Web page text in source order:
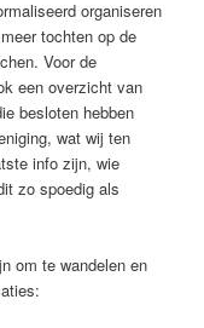
organiseren
tochten op de
Voor de
een overzicht van
besloten hebben
wat wij ten
info zijn, wie
zo spoedig als
om te wandelen en